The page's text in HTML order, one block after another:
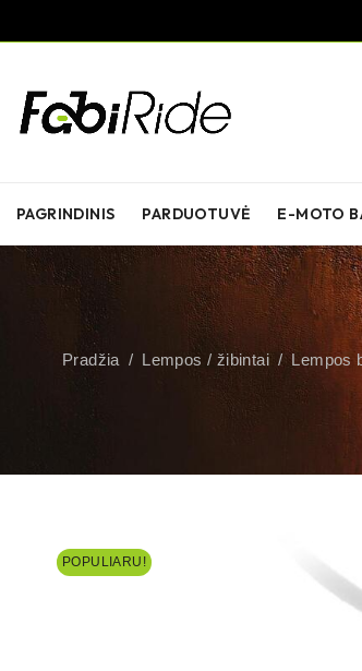
PAGRINDINIS PARDUOTUVĖ E-MOTO
Pradžia / Lempos / žibintai / Lempos
POPULIARU!